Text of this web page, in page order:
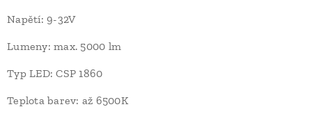
Napětí: 9-32V
Lumeny: max. 5000 lm
Typ LED: CSP 1860
Teplota barev: až 6500K